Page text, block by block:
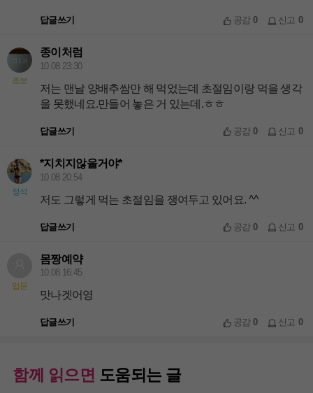
답글쓰기 공감0 신고 0
초보
종이처럼
10.08 23:30
저는 맨날 양배추쌈만 해 먹었는데 초절임이랑 먹을 생각
을 못했네요.만들어 놓은 거 있는데.ㅎㅎ
답글쓰기 공감0 신고 0
정석
*지치지않을거야*
10.08 20:54
저도 그렇게 먹는 초절임을 쟁여두고 있어요. ^^
답글쓰기 공감0 신고 0
입문
몸짱예약
10.08 16:45
맛나겟어영
답글쓰기 공감0 신고 0
함께 읽으면 도움되는 글